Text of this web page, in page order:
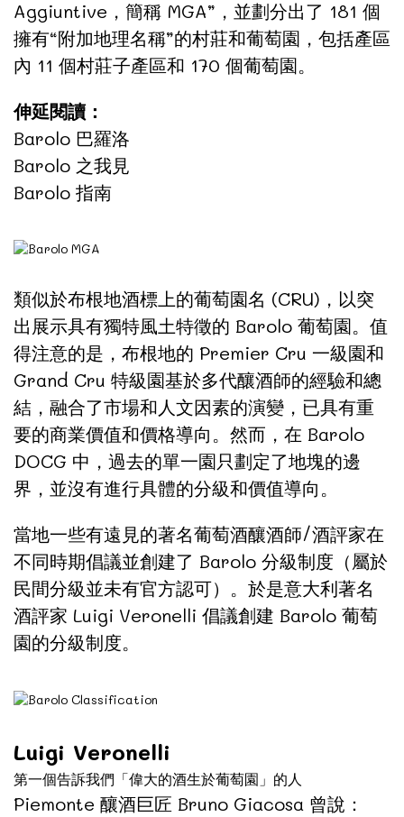
Aggiuntive，簡稱 MGA”，並劃分出了 181 個
擁有“附加地理名稱”的村莊和葡萄園，包括產區
內 11 個村莊子產區和 170 個葡萄園。
伸延閱讀：
Barolo 巴羅洛
Barolo 之我見
Barolo 指南
類似於布根地酒標上的葡萄園名 (CRU)，以突
出展示具有獨特風土特徵的 Barolo 葡萄園。值
得注意的是，布根地的 Premier Cru 一級園和
Grand Cru 特級園基於多代釀酒師的經驗和總
結，融合了市場和人文因素的演變，已具有重
要的商業價值和價格導向。然而，在 Barolo
DOCG 中，過去的單一園只劃定了地塊的邊
界，並沒有進行具體的分級和價值導向。
當地一些有遠見的著名葡萄酒釀酒師/酒評家在
不同時期倡議並創建了 Barolo 分級制度（屬於
民間分級並未有官方認可）。於是意大利著名
酒評家 Luigi Veronelli 倡議創建 Barolo 葡萄
園的分級制度。
Luigi Veronelli
第一個告訴我們「偉大的酒生於葡萄園」的人
Piemonte 釀酒巨匠 Bruno Giacosa 曾說：